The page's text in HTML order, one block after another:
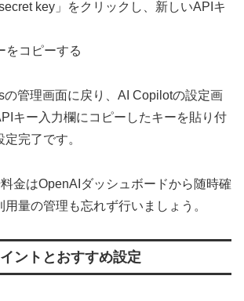
key」をクリックし、新しいAPIキ
をコピーする
の管理画面に戻り、AI Copilotの設定画
キー入力欄にコピーしたキーを貼り付
完了です。
金はOpenAIダッシュボードから随時確
量の管理も忘れず行いましょう。
ントとおすすめ設定